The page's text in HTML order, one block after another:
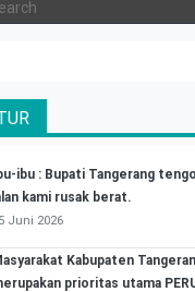
ibu : Bupati Tangerang
kami rusak berat.
Juni 2026
Kabupaten
prioritas utama